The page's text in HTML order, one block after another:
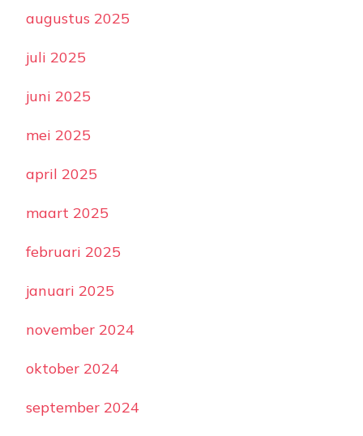
augustus 2025
juli 2025
juni 2025
mei 2025
april 2025
maart 2025
februari 2025
januari 2025
november 2024
oktober 2024
september 2024